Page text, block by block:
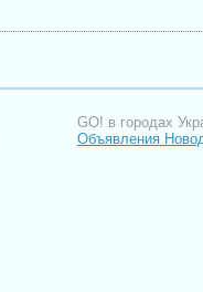
GO! в городах
Объявления